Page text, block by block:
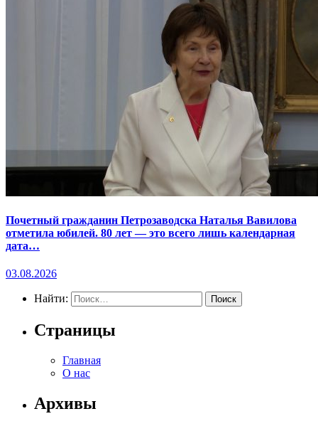
Почетный гражданин Петрозаводска Наталья Вавилова
отметила юбилей. 80 лет — это всего лишь календарная
дата…
03.08.2026
Найти:
Страницы
Главная
О нас
Архивы